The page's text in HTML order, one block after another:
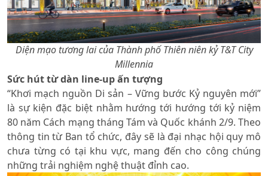
Diện mạo tương lai của Thành phố Thiên niên kỷ T&T City
Millennia
Sức hút từ dàn line-up ấn tượng
“Khơi mạch nguồn Di sản – Vững bước Kỷ nguyên mới”
là sự kiện đặc biệt nhằm hướng tới hướng tới kỷ niệm
80 năm Cách mạng tháng Tám và Quốc khánh 2/9. Theo
thông tin từ Ban tổ chức, đây sẽ là đại nhạc hội quy mô
chưa từng có tại khu vực, mang đến cho công chúng
những trải nghiệm nghệ thuật đỉnh cao.